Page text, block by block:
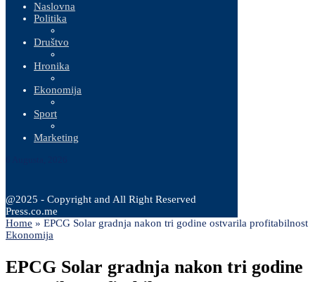
Naslovna
Politika
Društvo
Hronika
Ekonomija
Sport
Marketing
@2025 - Copyright and All Right Reserved
Press.co.me
Home » EPCG Solar gradnja nakon tri godine ostvarila profitabilnost
Ekonomija
EPCG Solar gradnja nakon tri godine